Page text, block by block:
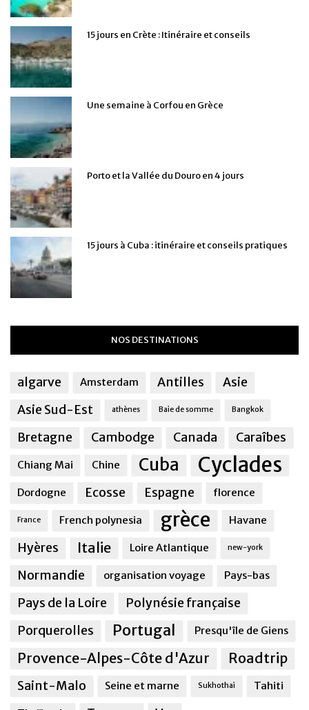
15 jours en Crète : Itinéraire et conseils
Une semaine à Corfou en Grèce
Porto et la Vallée du Douro en 4 jours
15 jours à Cuba : itinéraire et conseils pratiques
NOS DESTINATIONS
algarve Amsterdam Antilles
Asie
Asie Sud-Est
athènes Baie de somme Bangkok
Bretagne Cambodge Canada Caraîbes
Chiang Mai Chine Cuba Cyclades
Dordogne Ecosse Espagne florence
France French polynesia grèce Havane
Hyères Italie Loire Atlantique new-york
Normandie organisation voyage Pays-bas
Pays de la Loire
Polynésie française
Porquerolles
Portugal Presqu'île de Giens
Provence-Alpes-Côte d'Azur Roadtrip
Saint-Malo Seine et marne Sukhothai Tahiti